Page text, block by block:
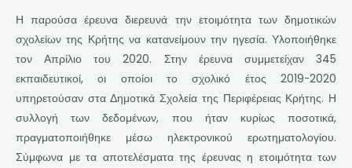
Η παρούσα έρευνα διερευνά την ετοιμότητα των δημοτικών
σχολείων της Κρήτης να κατανείμουν την ηγεσία. Υλοποιήθηκε
τον Απρίλιο του 2020. Στην έρευνα συμμετείχαν 345
εκπαιδευτικοί, οι οποίοι το σχολικό έτος 2019-2020
υπηρετούσαν στα Δημοτικά Σχολεία της Περιφέρειας Κρήτης. Η
συλλογή των δεδομένων, που ήταν κυρίως ποσοτικά,
πραγματοποιήθηκε μέσω ηλεκτρονικού ερωτηματολογίου.
Σύμφωνα με τα αποτελέσματα της έρευνας η ετοιμότητα των